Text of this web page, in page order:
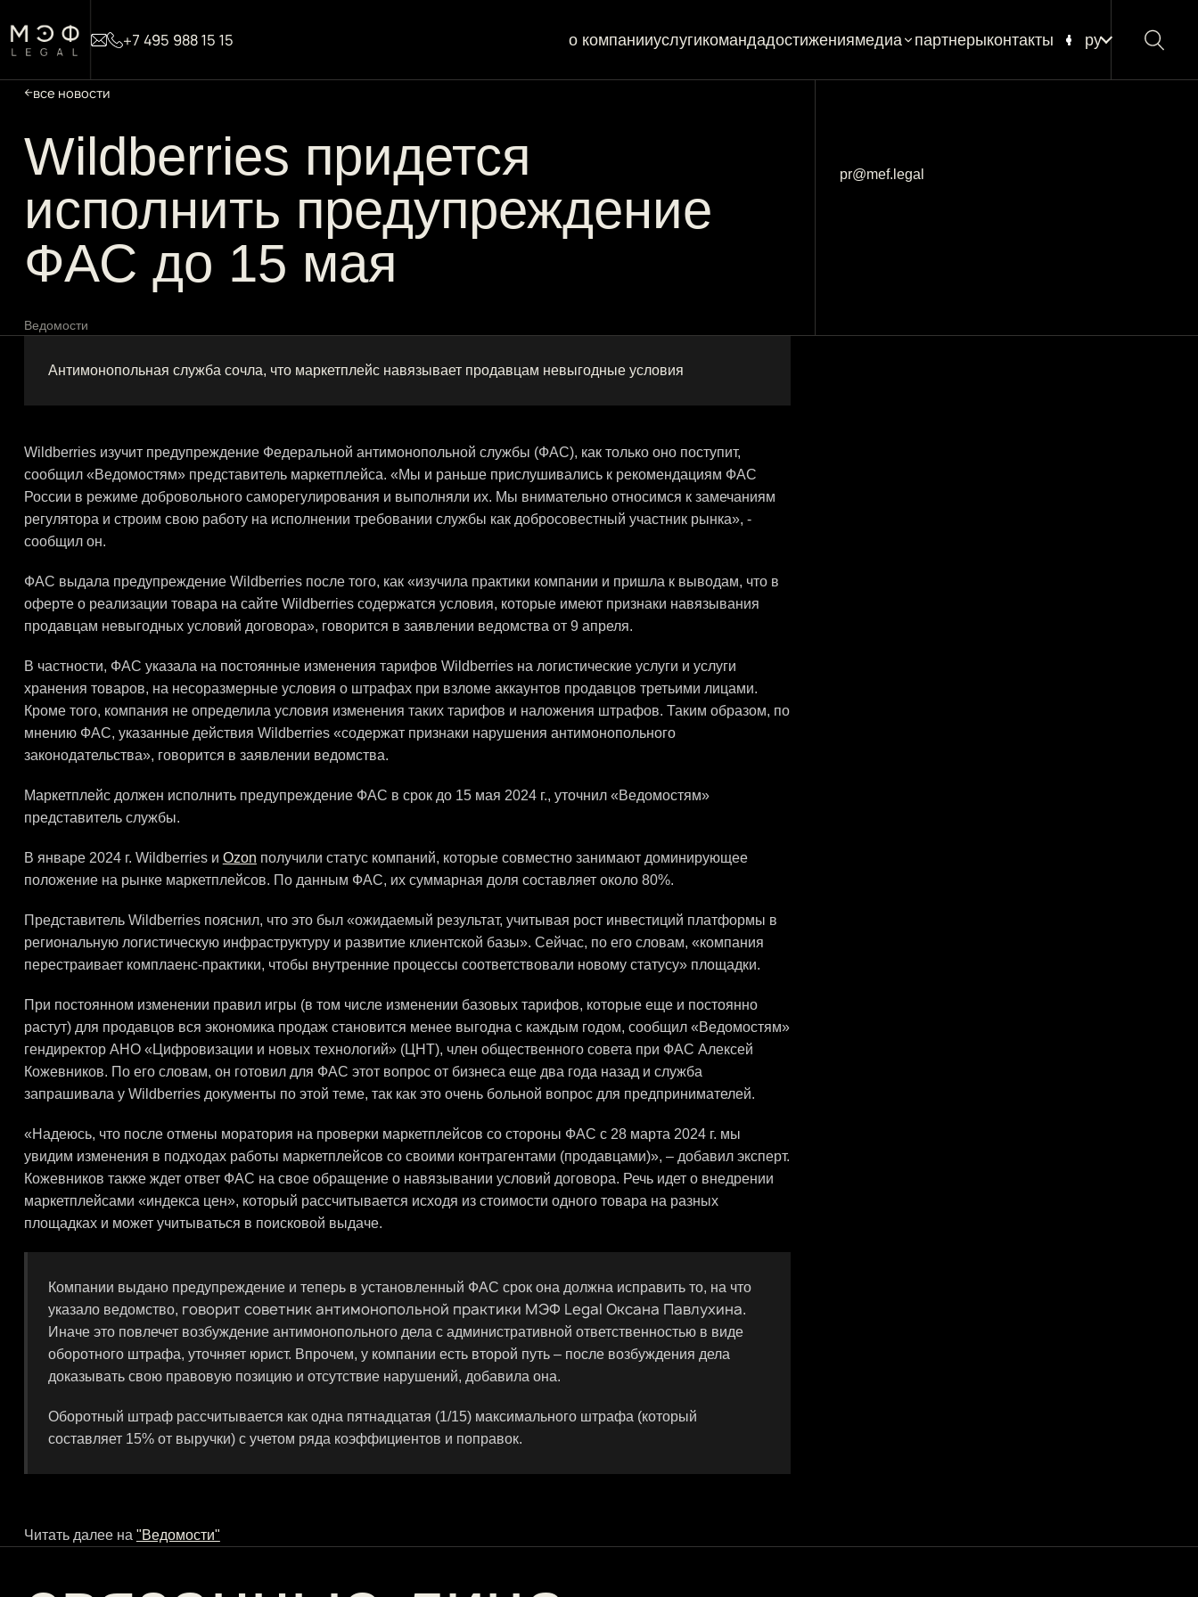
+7 495 988 15 15 о компанииуслугикомандадостижениямедиа
новости
партнерыконтакты ру
все новости
Wildberries придется
исполнить предупреждение
ФАС до 15 мая
Ведомости
pr@mef.legal
Антимонопольная служба сочла, что маркетплейс навязывает продавцам невыгодные условия
Wildberries изучит предупреждение Федеральной антимонопольной службы (ФАС), как только оно поступит,
сообщил «Ведомостям» представитель маркетплейса. «Мы и раньше прислушивались к рекомендациям ФАС
России в режиме добровольного саморегулирования и выполняли их. Мы внимательно относимся к замечаниям
регулятора и строим свою работу на исполнении требовании службы как добросовестный участник рынка», -
сообщил он.
ФАС выдала предупреждение Wildberries после того, как «изучила практики компании и пришла к выводам, что в
оферте о реализации товара на сайте Wildberries содержатся условия, которые имеют признаки навязывания
продавцам невыгодных условий договора», говорится в заявлении ведомства от 9 апреля.
В частности, ФАС указала на постоянные изменения тарифов Wildberries на логистические услуги и услуги
хранения товаров, на несоразмерные условия о штрафах при взломе аккаунтов продавцов третьими лицами.
Кроме того, компания не определила условия изменения таких тарифов и наложения штрафов. Таким образом, по
мнению ФАС, указанные действия Wildberries «содержат признаки нарушения антимонопольного
законодательства», говорится в заявлении ведомства.
Маркетплейс должен исполнить предупреждение ФАС в срок до 15 мая 2024 г., уточнил «Ведомостям»
представитель службы.
В январе 2024 г. Wildberries и Ozon получили статус компаний, которые совместно занимают доминирующее
положение на рынке маркетплейсов. По данным ФАС, их суммарная доля составляет около 80%.
Представитель Wildberries пояснил, что это был «ожидаемый результат, учитывая рост инвестиций платформы в
региональную логистическую инфраструктуру и развитие клиентской базы». Сейчас, по его словам, «компания
перестраивает комплаенс-практики, чтобы внутренние процессы соответствовали новому статусу» площадки.
При постоянном изменении правил игры (в том числе изменении базовых тарифов, которые еще и постоянно
растут) для продавцов вся экономика продаж становится менее выгодна с каждым годом, сообщил «Ведомостям»
гендиректор АНО «Цифровизации и новых технологий» (ЦНТ), член общественного совета при ФАС Алексей
Кожевников. По его словам, он готовил для ФАС этот вопрос от бизнеса еще два года назад и служба
запрашивала у Wildberries документы по этой теме, так как это очень больной вопрос для предпринимателей.
«Надеюсь, что после отмены моратория на проверки маркетплейсов со стороны ФАС с 28 марта 2024 г. мы
увидим изменения в подходах работы маркетплейсов со своими контрагентами (продавцами)», – добавил эксперт.
Кожевников также ждет ответ ФАС на свое обращение о навязывании условий договора. Речь идет о внедрении
маркетплейсами «индекса цен», который рассчитывается исходя из стоимости одного товара на разных
площадках и может учитываться в поисковой выдаче.
Компании выдано предупреждение и теперь в установленный ФАС срок она должна исправить то, на что
указало ведомство, говорит советник антимонопольной практики МЭФ Legal Оксана Павлухина.
Иначе это повлечет возбуждение антимонопольного дела с административной ответственностью в виде
оборотного штрафа, уточняет юрист. Впрочем, у компании есть второй путь – после возбуждения дела
доказывать свою правовую позицию и отсутствие нарушений, добавила она.
Оборотный штраф рассчитывается как одна пятнадцатая (1/15) максимального штрафа (который
составляет 15% от выручки) с учетом ряда коэффициентов и поправок.
Читать далее на "Ведомости"